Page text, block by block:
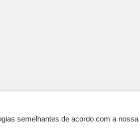
semelhantes de acordo com a nossa